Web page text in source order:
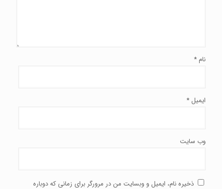
نام *
ایمیل *
وب‌ سایت
ذخیره نام، ایمیل و وبسایت من در مرورگر برای زمانی که دوباره